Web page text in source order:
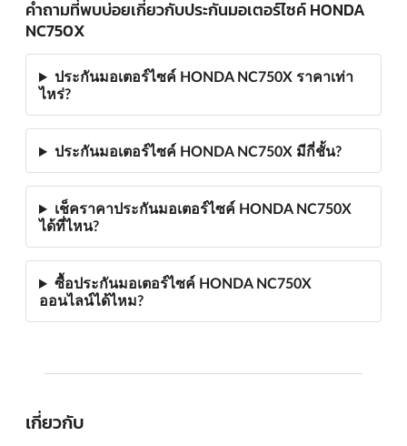
คำถามที่พบบ่อยเกี่ยวกับประกันมอเตอร์ไซค์ HONDA
NC750X
ประกันมอเตอร์ไซค์ HONDA NC750X ราคาเท่า
ไหร่?
ประกันมอเตอร์ไซค์ HONDA NC750X มีกี่ชั้น?
เช็คราคาประกันมอเตอร์ไซค์ HONDA NC750X
ได้ที่ไหน?
ซื้อประกันมอเตอร์ไซค์ HONDA NC750X
ออนไลน์ได้ไหม?
เกี่ยวกับ